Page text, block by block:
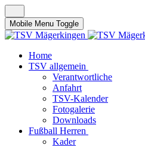
Mobile Menu Toggle
Home
TSV allgemein
Verantwortliche
Anfahrt
TSV-Kalender
Fotogalerie
Downloads
Fußball Herren
Kader